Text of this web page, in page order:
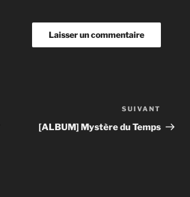
suivant
SUIVANT
[ALBUM] Mystère du Temps